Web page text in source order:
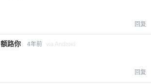
回复
额路你 4年前 via Android
回复